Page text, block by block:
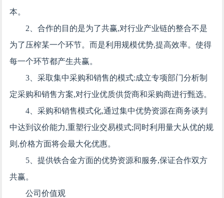
本。
2、合作的目的是为了共赢,对行业产业链的整合不是
为了压榨某一个环节。而是利用规模优势,提高效率。使得
每一个环节都产生共赢。
3、采取集中采购和销售的模式:成立专项部门分析制
定采购和销售方案,对行业优质供货商和采购商进行甄选。
4、采购和销售模式化,通过集中优势资源在商务谈判
中达到议价能力,重塑行业交易模式;同时利用量大从优的规
则,价格方面将会最大化优惠。
5、提供铁合金方面的优势资源和服务,保证合作双方
共赢。
公司价值观